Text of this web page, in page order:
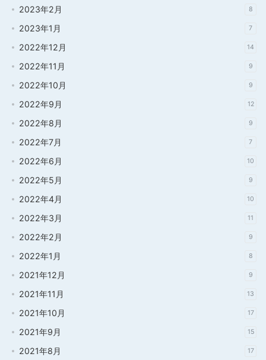
2023年2月 8
2023年1月 7
2022年12月 14
2022年11月 9
2022年10月 9
2022年9月 12
2022年8月 9
2022年7月 7
2022年6月 10
2022年5月 9
2022年4月 10
2022年3月 11
2022年2月 9
2022年1月 8
2021年12月 9
2021年11月 13
2021年10月 17
2021年9月 15
2021年8月 17